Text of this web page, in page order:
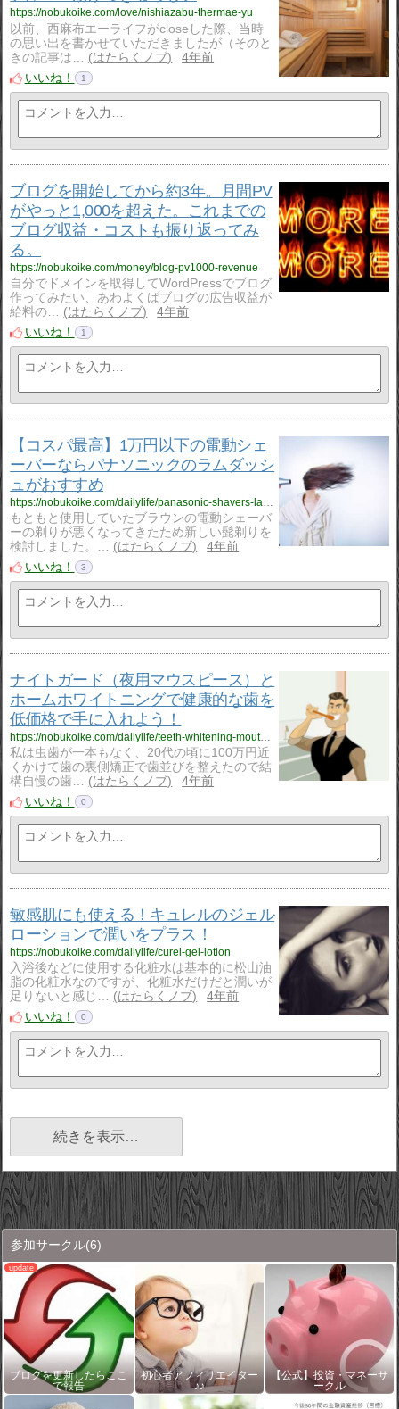
https://nobukoike.com/love/nishiazabu-thermae-yu
以前、西麻布エーライフがcloseした際、当時
の思い出を書かせていただきましたが（そのと
きの記事は…
はたらくノブ
4年前
いいね！
1
ブログを開始してから約3年。月間PV
がやっと1,000を超えた。これまでの
ブログ収益・コストも振り返ってみ
る。
https://nobukoike.com/money/blog-pv1000-revenue
自分でドメインを取得してWordPressでブログ
作ってみたい、あわよくばブログの広告収益が
給料の…
はたらくノブ
4年前
いいね！
1
【コスパ最高】1万円以下の電動シェ
ーバーならパナソニックのラムダッシ
ュがおすすめ
もともと使用していたブラウンの電動シェーバ
ーの剃りが悪くなってきたため新しい髭剃りを
検討しました。…
はたらくノブ
4年前
いいね！
3
ナイトガード（夜用マウスピース）と
ホームホワイトニングで健康的な歯を
低価格で手に入れよう！
https://nobukoike.com/dailylife/teeth-whitening-mouthpiece
私は虫歯が一本もなく、20代の頃に100万円近
くかけて歯の裏側矯正で歯並びを整えたので結
構自慢の歯…
はたらくノブ
4年前
いいね！
0
敏感肌にも使える！キュレルのジェル
ローションで潤いをプラス！
https://nobukoike.com/dailylife/curel-gel-lotion
入浴後などに使用する化粧水は基本的に松山油
脂の化粧水なのですが、化粧水だけだと潤いが
足りないと感じ…
はたらくノブ
4年前
いいね！
0
続きを表示…
参加サークル(6)
ブログを更新したらここ
で報告
初心者アフィリエイター
♪♪
【公式】投資・マネーサ
ークル